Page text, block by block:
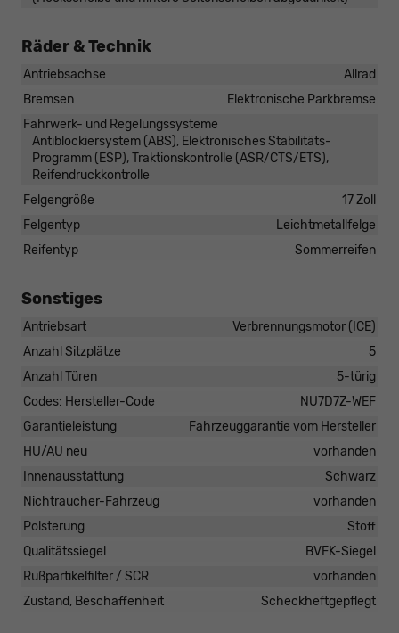
Räder & Technik
Antriebsachse
Allrad
Bremsen
Elektronische Parkbremse
Fahrwerk- und Regelungssysteme
Antiblockiersystem (ABS), Elektronisches Stabilitäts-
Programm (ESP), Traktionskontrolle (ASR/CTS/ETS),
Reifendruckkontrolle
Felgengröße
17 Zoll
Felgentyp
Leichtmetallfelge
Reifentyp
Sommerreifen
Sonstiges
Antriebsart
Verbrennungsmotor (ICE)
Anzahl Sitzplätze
5
Anzahl Türen
5-türig
Codes: Hersteller-Code
NU7D7Z-WEF
Garantieleistung
Fahrzeuggarantie vom Hersteller
HU/AU neu
vorhanden
Innenausstattung
Schwarz
Nichtraucher-Fahrzeug
vorhanden
Polsterung
Stoff
Qualitätssiegel
BVFK-Siegel
Rußpartikelfilter / SCR
vorhanden
Zustand, Beschaffenheit
Scheckheftgepflegt